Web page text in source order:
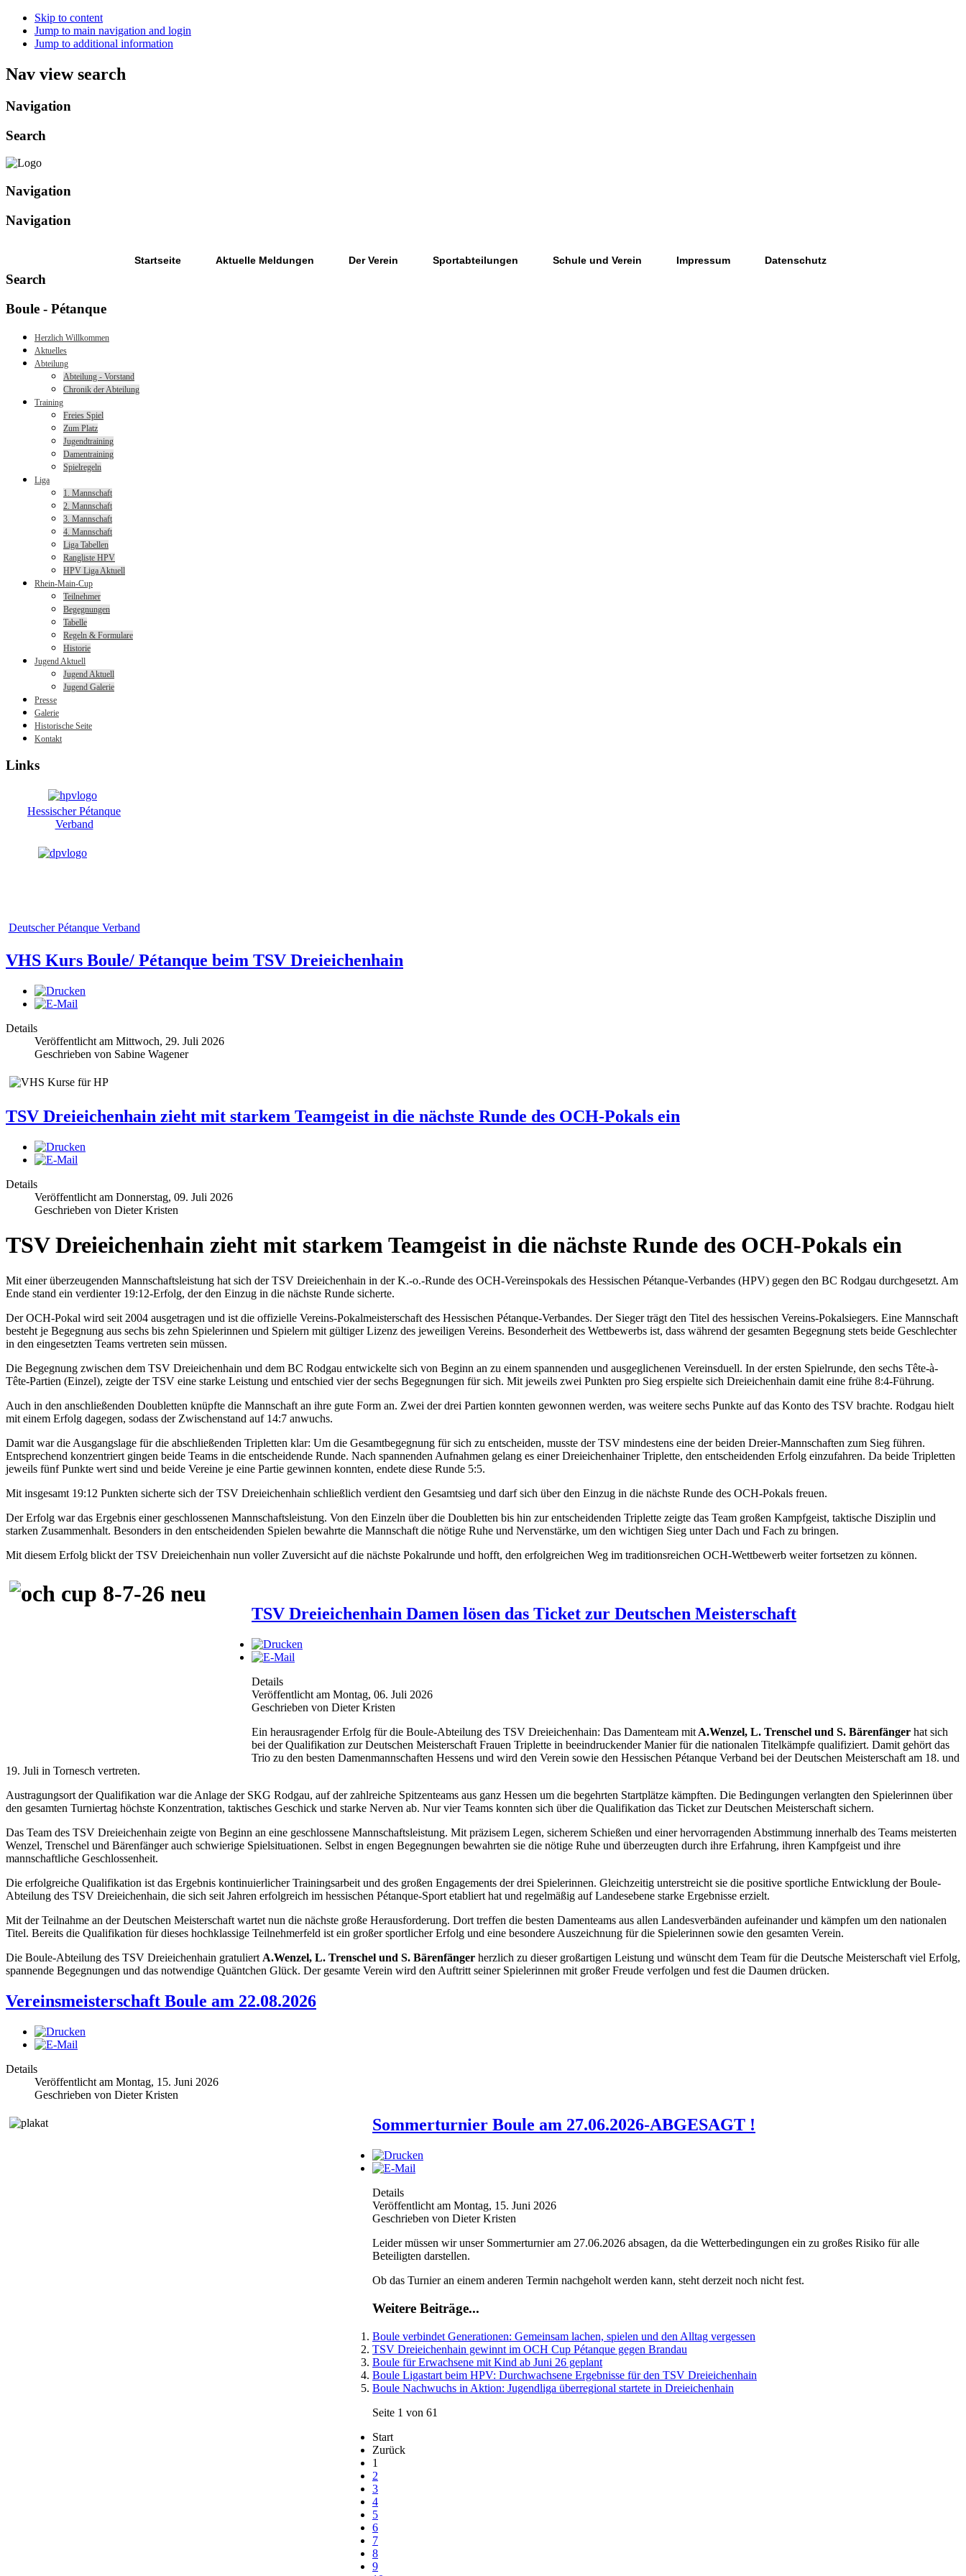
Skip to content
Jump to main navigation and login
Jump to additional information
Nav view search
Navigation
Search
Navigation
Navigation
Startseite Aktuelle Meldungen Der Verein Sportabteilungen Schule und Verein Impressum Datenschutz
Search
Boule - Pétanque
Herzlich Willkommen
Aktuelles
Abteilung
Abteilung - Vorstand
Chronik der Abteilung
Training
Freies Spiel
Zum Platz
Jugendtraining
Damentraining
Spielregeln
Liga
1. Mannschaft
2. Mannschaft
3. Mannschaft
4. Mannschaft
Liga Tabellen
Rangliste HPV
HPV Liga Aktuell
Rhein-Main-Cup
Teilnehmer
Begegnungen
Tabelle
Regeln & Formulare
Historie
Jugend Aktuell
Jugend Aktuell
Jugend Galerie
Presse
Galerie
Historische Seite
Kontakt
Links
Hessischer Pétanque
Verband
Deutscher Pétanque Verband
VHS Kurs Boule/ Pétanque beim TSV Dreieichenhain
Details
Veröffentlicht am Mittwoch, 29. Juli 2026
Geschrieben von Sabine Wagener
TSV Dreieichenhain zieht mit starkem Teamgeist in die nächste Runde des OCH-Pokals ein
Details
Veröffentlicht am Donnerstag, 09. Juli 2026
Geschrieben von Dieter Kristen
TSV Dreieichenhain zieht mit starkem Teamgeist in die nächste Runde des OCH-Pokals ein
Mit einer überzeugenden Mannschaftsleistung hat sich der TSV Dreieichenhain in der K.-o.-Runde des OCH-Vereinspokals des Hessischen Pétanque-Verbandes (HPV) gegen den BC Rodgau durchgesetzt. Am
Ende stand ein verdienter 19:12-Erfolg, der den Einzug in die nächste Runde sicherte.
Der OCH-Pokal wird seit 2004 ausgetragen und ist die offizielle Vereins-Pokalmeisterschaft des Hessischen Pétanque-Verbandes. Der Sieger trägt den Titel des hessischen Vereins-Pokalsiegers. Eine Mannschaft
besteht je Begegnung aus sechs bis zehn Spielerinnen und Spielern mit gültiger Lizenz des jeweiligen Vereins. Besonderheit des Wettbewerbs ist, dass während der gesamten Begegnung stets beide Geschlechter
in den eingesetzten Teams vertreten sein müssen.
Die Begegnung zwischen dem TSV Dreieichenhain und dem BC Rodgau entwickelte sich von Beginn an zu einem spannenden und ausgeglichenen Vereinsduell. In der ersten Spielrunde, den sechs Tête-à-
Tête-Partien (Einzel), zeigte der TSV eine starke Leistung und entschied vier der sechs Begegnungen für sich. Mit jeweils zwei Punkten pro Sieg erspielte sich Dreieichenhain damit eine frühe 8:4-Führung.
Auch in den anschließenden Doubletten knüpfte die Mannschaft an ihre gute Form an. Zwei der drei Partien konnten gewonnen werden, was weitere sechs Punkte auf das Konto des TSV brachte. Rodgau hielt
mit einem Erfolg dagegen, sodass der Zwischenstand auf 14:7 anwuchs.
Damit war die Ausgangslage für die abschließenden Tripletten klar: Um die Gesamtbegegnung für sich zu entscheiden, musste der TSV mindestens eine der beiden Dreier-Mannschaften zum Sieg führen.
Entsprechend konzentriert gingen beide Teams in die entscheidende Runde. Nach spannenden Aufnahmen gelang es einer Dreieichenhainer Triplette, den entscheidenden Erfolg einzufahren. Da beide Tripletten
jeweils fünf Punkte wert sind und beide Vereine je eine Partie gewinnen konnten, endete diese Runde 5:5.
Mit insgesamt 19:12 Punkten sicherte sich der TSV Dreieichenhain schließlich verdient den Gesamtsieg und darf sich über den Einzug in die nächste Runde des OCH-Pokals freuen.
Der Erfolg war das Ergebnis einer geschlossenen Mannschaftsleistung. Von den Einzeln über die Doubletten bis hin zur entscheidenden Triplette zeigte das Team großen Kampfgeist, taktische Disziplin und
starken Zusammenhalt. Besonders in den entscheidenden Spielen bewahrte die Mannschaft die nötige Ruhe und Nervenstärke, um den wichtigen Sieg unter Dach und Fach zu bringen.
Mit diesem Erfolg blickt der TSV Dreieichenhain nun voller Zuversicht auf die nächste Pokalrunde und hofft, den erfolgreichen Weg im traditionsreichen OCH-Wettbewerb weiter fortsetzen zu können.
TSV Dreieichenhain Damen lösen das Ticket zur Deutschen Meisterschaft
Details
Veröffentlicht am Montag, 06. Juli 2026
Geschrieben von Dieter Kristen
Ein herausragender Erfolg für die Boule-Abteilung des TSV Dreieichenhain: Das Damenteam mit A.Wenzel, L. Trenschel und S. Bärenfänger hat sich
bei der Qualifikation zur Deutschen Meisterschaft Frauen Triplette in beeindruckender Manier für die nationalen Titelkämpfe qualifiziert. Damit gehört das
Trio zu den besten Damenmannschaften Hessens und wird den Verein sowie den Hessischen Pétanque Verband bei der Deutschen Meisterschaft am 18. und
19. Juli in Tornesch vertreten.
Austragungsort der Qualifikation war die Anlage der SKG Rodgau, auf der zahlreiche Spitzenteams aus ganz Hessen um die begehrten Startplätze kämpften. Die Bedingungen verlangten den Spielerinnen über
den gesamten Turniertag höchste Konzentration, taktisches Geschick und starke Nerven ab. Nur vier Teams konnten sich über die Qualifikation das Ticket zur Deutschen Meisterschaft sichern.
Das Team des TSV Dreieichenhain zeigte von Beginn an eine geschlossene Mannschaftsleistung. Mit präzisem Legen, sicherem Schießen und einer hervorragenden Abstimmung innerhalb des Teams meisterten
Wenzel, Trenschel und Bärenfänger auch schwierige Spielsituationen. Selbst in engen Begegnungen bewahrten sie die nötige Ruhe und überzeugten durch ihre Erfahrung, ihren Kampfgeist und ihre
mannschaftliche Geschlossenheit.
Die erfolgreiche Qualifikation ist das Ergebnis kontinuierlicher Trainingsarbeit und des großen Engagements der drei Spielerinnen. Gleichzeitig unterstreicht sie die positive sportliche Entwicklung der Boule-
Abteilung des TSV Dreieichenhain, die sich seit Jahren erfolgreich im hessischen Pétanque-Sport etabliert hat und regelmäßig auf Landesebene starke Ergebnisse erzielt.
Mit der Teilnahme an der Deutschen Meisterschaft wartet nun die nächste große Herausforderung. Dort treffen die besten Damenteams aus allen Landesverbänden aufeinander und kämpfen um den nationalen
Titel. Bereits die Qualifikation für dieses hochklassige Teilnehmerfeld ist ein großer sportlicher Erfolg und eine besondere Auszeichnung für die Spielerinnen sowie den gesamten Verein.
Die Boule-Abteilung des TSV Dreieichenhain gratuliert A.Wenzel, L. Trenschel und S. Bärenfänger herzlich zu dieser großartigen Leistung und wünscht dem Team für die Deutsche Meisterschaft viel Erfolg,
spannende Begegnungen und das notwendige Quäntchen Glück. Der gesamte Verein wird den Auftritt seiner Spielerinnen mit großer Freude verfolgen und fest die Daumen drücken.
Vereinsmeisterschaft Boule am 22.08.2026
Details
Veröffentlicht am Montag, 15. Juni 2026
Geschrieben von Dieter Kristen
Sommerturnier Boule am 27.06.2026-ABGESAGT !
Details
Veröffentlicht am Montag, 15. Juni 2026
Geschrieben von Dieter Kristen
Leider müssen wir unser Sommerturnier am 27.06.2026 absagen, da die Wetterbedingungen ein zu großes Risiko für alle
Beteiligten darstellen.
Ob das Turnier an einem anderen Termin nachgeholt werden kann, steht derzeit noch nicht fest.
Weitere Beiträge...
Boule verbindet Generationen: Gemeinsam lachen, spielen und den Alltag vergessen
TSV Dreieichenhain gewinnt im OCH Cup Pétanque gegen Brandau
Boule für Erwachsene mit Kind ab Juni 26 geplant
Boule Ligastart beim HPV: Durchwachsene Ergebnisse für den TSV Dreieichenhain
Boule Nachwuchs in Aktion: Jugendliga überregional startete in Dreieichenhain
Seite 1 von 61
Start
Zurück
1
2
3
4
5
6
7
8
9